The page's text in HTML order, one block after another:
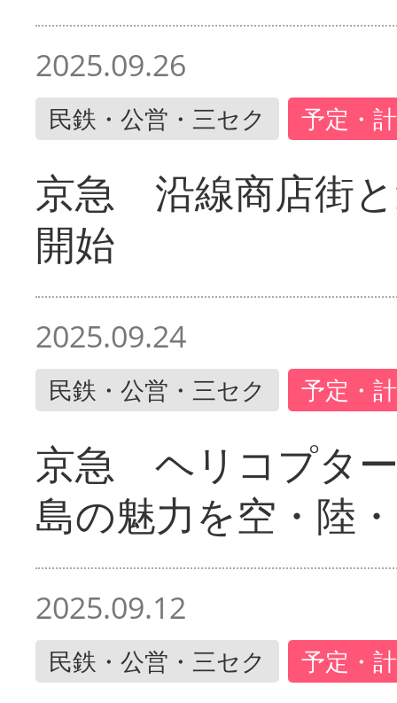
2025.09.26
民鉄・公営・三セク 予定・
京急 沿線商店街
開始
2025.09.24
民鉄・公営・三セク 予定・
京急 ヘリコプタ
島の魅力を空・陸
2025.09.12
民鉄・公営・三セク 予定・